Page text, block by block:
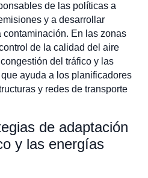
de las políticas a
y a desarrollar
En las zonas
de la calidad del aire
del tráfico y las
ayuda a los planificadores
y redes de transporte
de adaptación
y las energías